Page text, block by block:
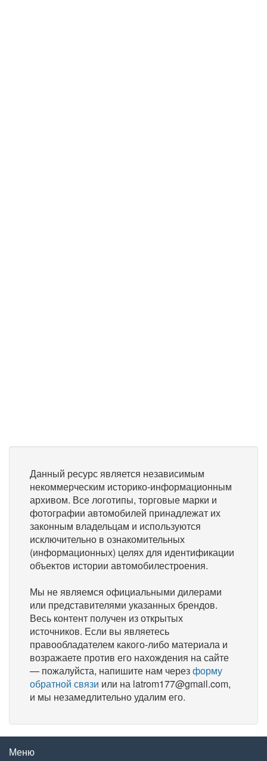
Данный ресурс является независимым
некоммерческим историко-информационным
архивом. Все логотипы, торговые марки и
фотографии автомобилей принадлежат их
законным владельцам и используются
исключительно в ознакомительных
(информационных) целях для идентификации
объектов истории автомобилестроения.
Мы не являемся официальными дилерами
или представителями указанных брендов.
Весь контент получен из открытых
источников. Если вы являетесь
правообладателем какого-либо материала и
возражаете против его нахождения на сайте
— пожалуйста, напишите нам черезформу
обратной связи или на latrom177@gmail.com,
и мы незамедлительно удалим его.
Меню